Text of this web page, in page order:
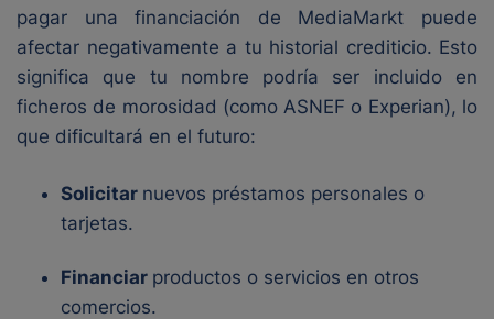
pagar una financiación de MediaMarkt puede
afectar negativamente a tu historial crediticio. Esto
significa que tu nombre podría ser incluido en
ficheros de morosidad (como ASNEF o Experian), lo
que dificultará en el futuro:
Solicitar nuevos préstamos personales o
tarjetas.
Financiar productos o servicios en otros
comercios.